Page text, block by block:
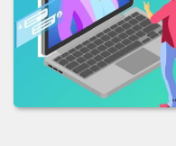
2018
LICITACION_OFERTAS_No_006-